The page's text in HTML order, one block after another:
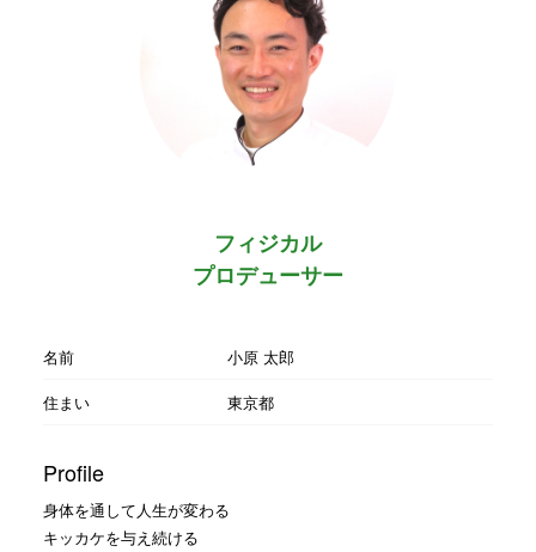
フィジカル
プロデューサー
名前
小原 太郎
住まい
東京都
Profile
身体を通して人生が変わる
キッカケを与え続ける